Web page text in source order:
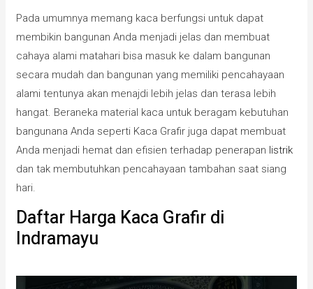
Pada umumnya memang kaca berfungsi untuk dapat
membikin bangunan Anda menjadi jelas dan membuat
cahaya alami matahari bisa masuk ke dalam bangunan
secara mudah dan bangunan yang memiliki pencahayaan
alami tentunya akan menajdi lebih jelas dan terasa lebih
hangat. Beraneka material kaca untuk beragam kebutuhan
bangunana Anda seperti Kaca Grafir juga dapat membuat
Anda menjadi hemat dan efisien terhadap penerapan listrik
dan tak membutuhkan pencahayaan tambahan saat siang
hari.
Daftar Harga Kaca Grafir di
Indramayu